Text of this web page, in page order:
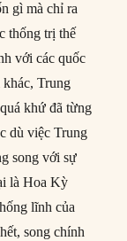
gì mà chỉ ra
thống trị thế
với các quốc
Trung
khứ đã từng
dù việc Trung
song với sự
là Hoa Kỳ
lĩnh của
song chính